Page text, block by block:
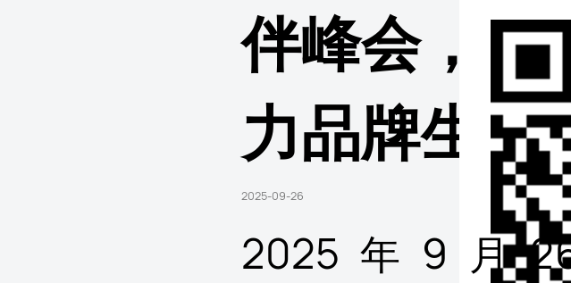
伴峰会，全
力品牌生意
2025-09-26
2025年9月